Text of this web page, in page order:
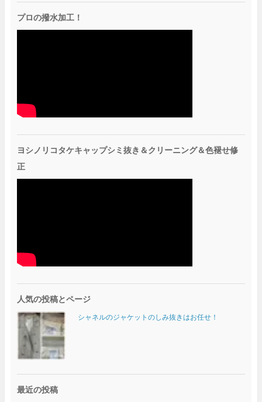
プロの撥水加工！
ヨシノリコタケキャップシミ抜き＆クリーニング＆色褪せ修
正
人気の投稿とページ
シャネルのジャケットのしみ抜きはお任せ！
最近の投稿